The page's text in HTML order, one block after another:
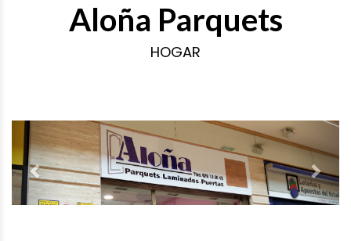
Aloña Parquets
HOGAR
Previous Next